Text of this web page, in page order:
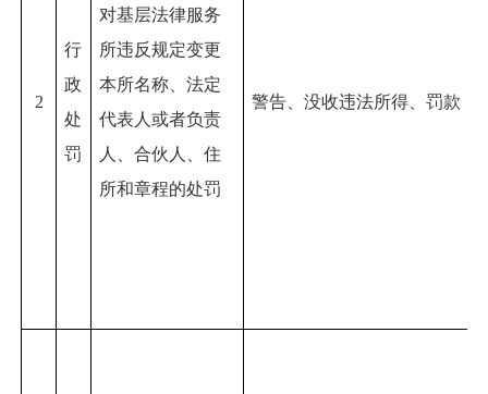
2
行
政
处
罚
对基层法律服务
所违反规定变更
本所名称、法定
代表人或者负责
人、合伙人、住
所和章程的处罚
警告、没收违法所得、罚款